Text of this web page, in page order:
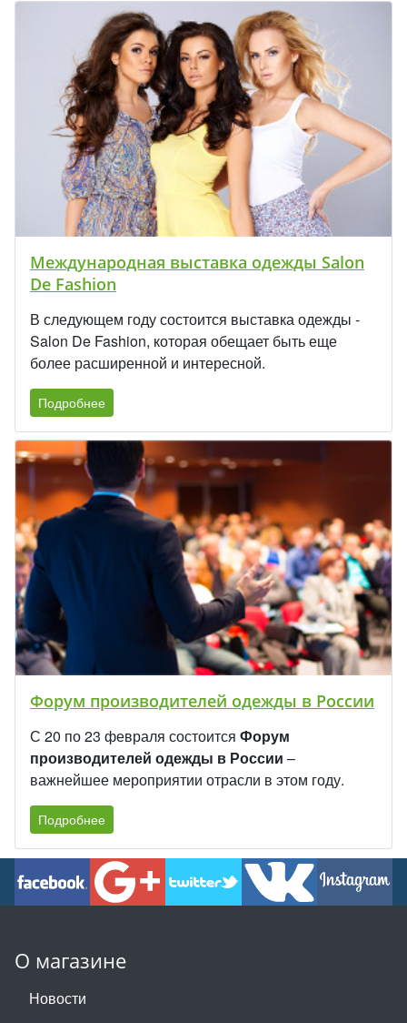
Международная выставка одежды Salon
De Fashion
В следующем году состоится выставка одежды -
Salon De Fashion, которая обещает быть еще
более расширенной и интересной.
Подробнее
Форум производителей одежды в России
С 20 по 23 февраля состоится Форум
производителей одежды в России –
важнейшее мероприятии отрасли в этом году.
Подробнее
О магазине
Новости